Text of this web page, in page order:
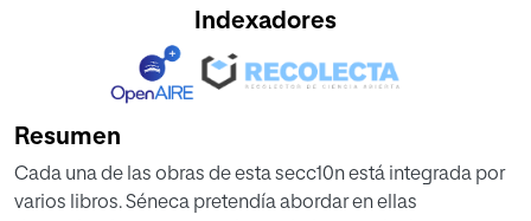
Indexadores
Resumen
Cada una de las obras de esta secc10n está integrada por
varios libros. Séneca pretendía abordar en ellas